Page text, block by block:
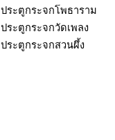
ประตูกระจกโพธาราม
ประตูกระจกวัดเพลง
ประตูกระจกสวนผึ้ง